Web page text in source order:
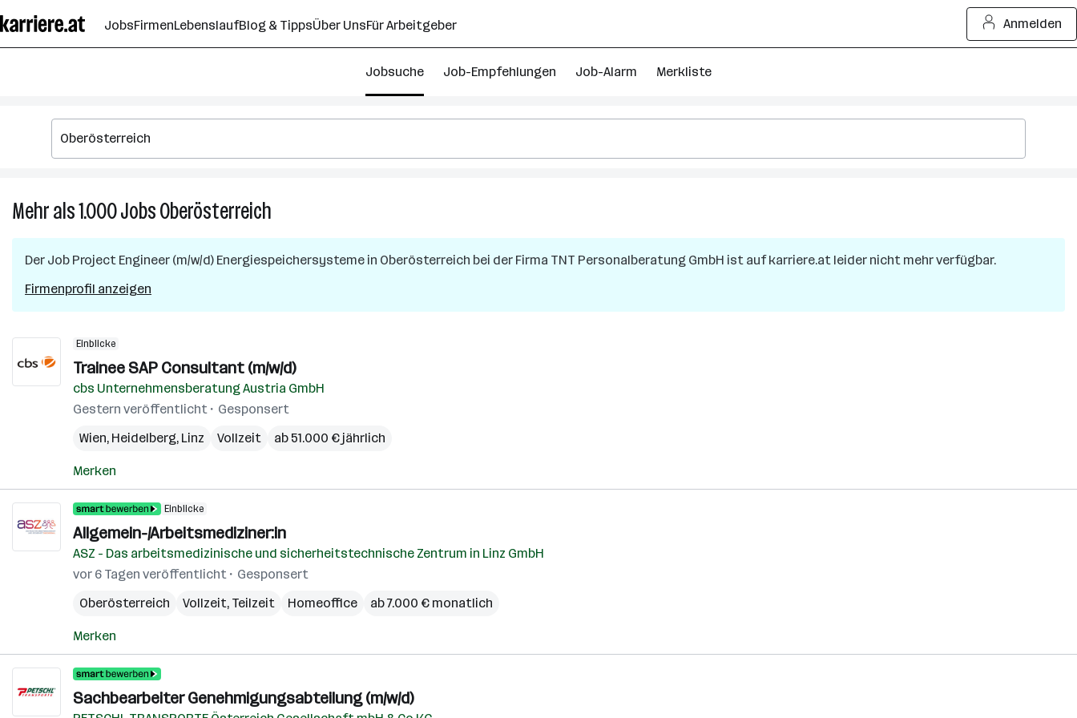
Seiteninhalt
springen
JobsFirmenLebenslaufBlog & TippsÜber UnsFür Arbeitgeber Anmelden
Jobsuche Job-Empfehlungen Job-Alarm Merkliste
Mehr als 1.000JobsOberösterreich
Jobs
Der Job Project Engineer (m/w/d) Energiespeichersysteme in Oberösterreich bei der Firma TNT Personalberatung GmbH ist auf karriere.at leider nicht mehr verfügbar.
Firmenprofil anzeigen
Einblicke
Trainee SAP Consultant (m/w/d)
cbs Unternehmensberatung Austria GmbH
Gestern veröffentlicht
Gesponsert
Wien, Heidelberg, Linz Vollzeit ab 51.000 € jährlich
Merken
Einblicke
Allgemein-/Arbeitsmediziner:in
ASZ - Das arbeitsmedizinische und sicherheitstechnische Zentrum in Linz GmbH
vor 6 Tagen veröffentlicht
Gesponsert
Oberösterreich
Vollzeit, Teilzeit Homeoffice ab 7.000 € monatlich
Merken
Sachbearbeiter Genehmigungsabteilung (m/w/d)